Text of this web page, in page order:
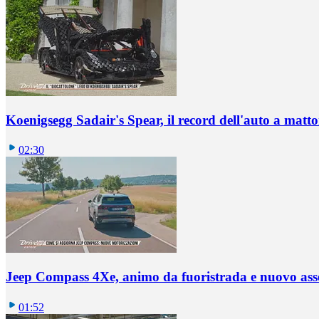
Koenigsegg Sadair's Spear, il record dell'auto a
02:30
Jeep Compass 4Xe, animo da fuoristrada e nuovo
01:52